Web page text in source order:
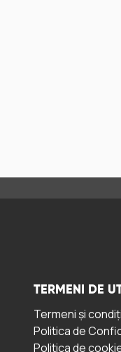
TERMENI DE
Termeni și
Politica de
Politica de